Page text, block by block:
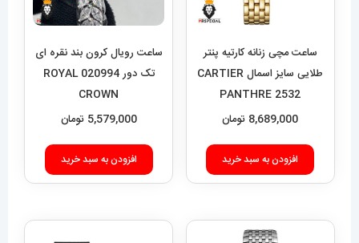
ساعت مچی زنانه کارتیه پنتر
طلایی سایز اسمال CARTIER
PANTHRE 2532
8,689,000 تومان
افزودن به سبد خرید
ساعت رویال کرون بند نقره ای
تک دور 020994 ROYAL
CROWN
5,579,000 تومان
افزودن به سبد خرید